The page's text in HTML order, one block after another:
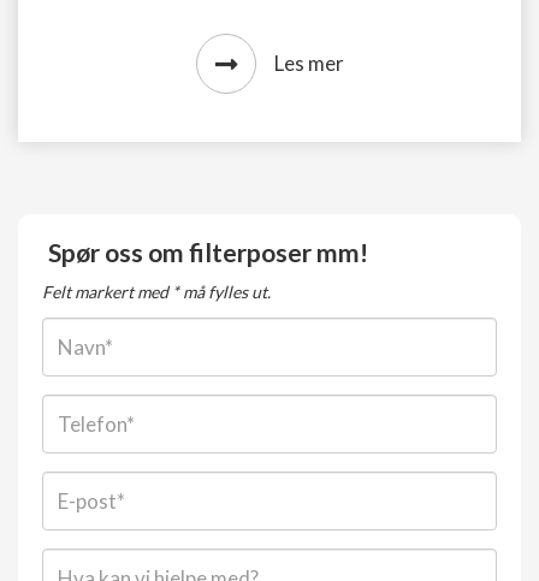
Les mer
Spør oss om filterposer mm!
Felt markert med * må fylles ut.
Navn:
Telefon:
E-
post*:
Beskjed*: